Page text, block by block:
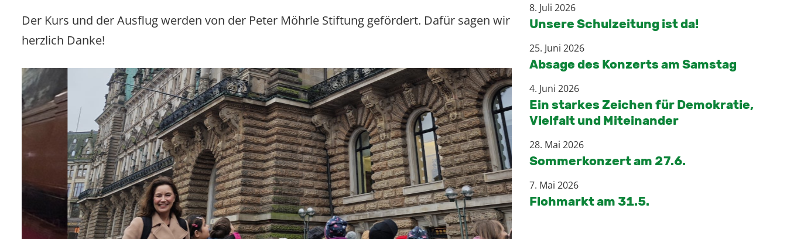
Der Kurs und der Ausflug werden von der Peter Möhrle Stiftung gefördert. Dafür sagen wir
herzlich Danke!
8. Juli 2026
Unsere Schulzeitung ist da!
25. Juni 2026
Absage des Konzerts am Samstag
4. Juni 2026
Ein starkes Zeichen für Demokratie,
Vielfalt und Miteinander
28. Mai 2026
Sommerkonzert am 27.6.
7. Mai 2026
Flohmarkt am 31.5.